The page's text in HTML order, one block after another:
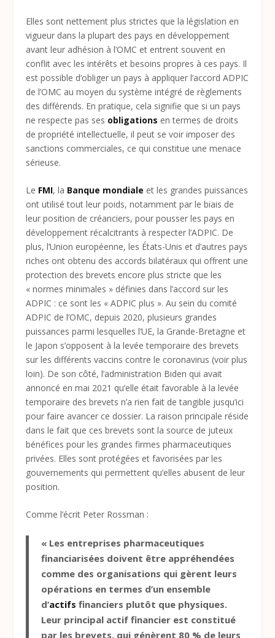
Elles sont nettement plus strictes que la législation en
vigueur dans la plupart des pays en développement
avant leur adhésion à l’OMC et entrent souvent en
conflit avec les intérêts et besoins propres à ces pays. Il
est possible d’obliger un pays à appliquer l’accord ADPIC
de l’OMC au moyen du système intégré de règlements
des différends. En pratique, cela signifie que si un pays
ne respecte pas ses obligations en termes de droits
de propriété intellectuelle, il peut se voir imposer des
sanctions commerciales, ce qui constitue une menace
sérieuse.
Le FMI, la Banque mondiale et les grandes puissances
ont utilisé tout leur poids, notamment par le biais de
leur position de créanciers, pour pousser les pays en
développement récalcitrants à respecter l’ADPIC. De
plus, l’Union européenne, les États-Unis et d’autres pays
riches ont obtenu des accords bilatéraux qui offrent une
protection des brevets encore plus stricte que les
« normes minimales » définies dans l’accord sur les
ADPIC : ce sont les « ADPIC plus ». Au sein du comité
ADPIC de l’OMC, depuis 2020, plusieurs grandes
puissances parmi lesquelles l’UE, la Grande-Bretagne et
le Japon s’opposent à la levée temporaire des brevets
sur les différents vaccins contre le coronavirus (voir plus
loin). De son côté, l’administration Biden qui avait
annoncé en mai 2021 qu’elle était favorable à la levée
temporaire des brevets n’a rien fait de tangible jusqu’ici
pour faire avancer ce dossier. La raison principale réside
dans le fait que ces brevets sont la source de juteux
bénéfices pour les grandes firmes pharmaceutiques
privées. Elles sont protégées et favorisées par les
gouvernements qui permettent qu’elles abusent de leur
position.
Comme l’écrit Peter Rossman :
« Les entreprises pharmaceutiques
financiarisées doivent être appréhendées
comme des organisations qui gèrent leurs
opérations en termes d’un ensemble
d’actifs financiers plutôt que physiques.
Leur principal actif financier est constitué
par les brevets, qui génèrent 80 % de leurs